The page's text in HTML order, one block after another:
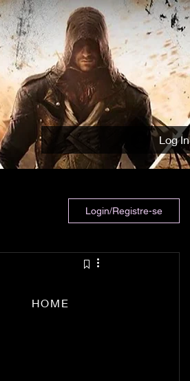
Log In
Login/Registre-se
HOME